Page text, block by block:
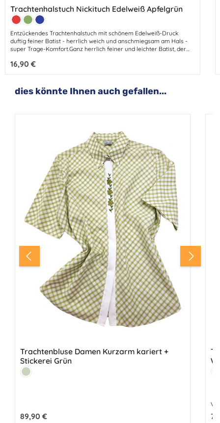
Durchschnittliche Bewertung von 4.5 von 5 Sternen
Trachtenhalstuch Nickituch Edelweiß Apfelgrün
Farbe:
Rot ApfelMarine
Entzückendes Trachtenhalstuch mit schönem Edelweiß-Druck
duftig feiner Batist - herrlich weich und anschmiegsam am Hals -
super Trage-Komfort.Ganz herrlich feiner und leichter Batist, der
cmMaterial: 100% BaumwolleFarben: Apfelgrün - Marineblau -
Bordeauxe Weinrot - Lodengrün - Gelb
Regulärer Preis:
16,90 €
Produktgalerie überspringen
dies könnte Ihnen auch gefallen...
Trachtenbluse Damen Kurzarm kariert +
Stickerei Grün
Farbe:
Lindgrün
Regulärer Preis:
89,90 €